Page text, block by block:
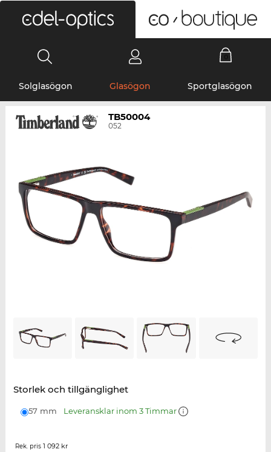
Solglasögon Glasögon Sportglasögon
TB50004
052
Storlek och tillgänglighet
57 mm Leveransklar inom 3 Timmar
Rek. pris 1 092 kr